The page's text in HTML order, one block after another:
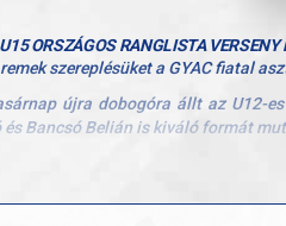
U15 ORSZÁGOS RANGLISTA
szereplésüket a GYAC fiatal
újra dobogóra állt az U12-
és Bancsó Belián is kiváló formát